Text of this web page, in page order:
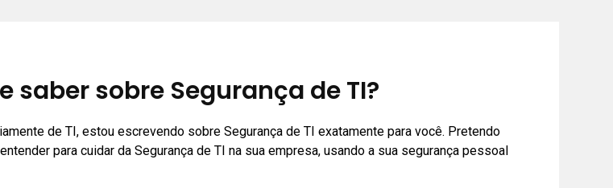
saber sobre Segurança de TI?
de TI, estou escrevendo sobre Segurança de TI exatamente para você. Pretendo
para cuidar da Segurança de TI na sua empresa, usando a sua segurança pessoal